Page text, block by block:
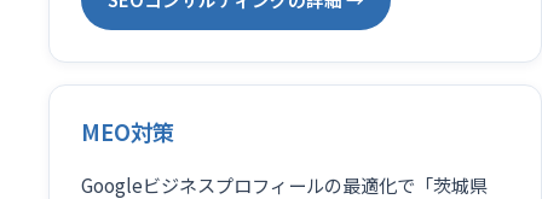
MEO対策
Googleビジネスプロフィールの最適化で「茨城県